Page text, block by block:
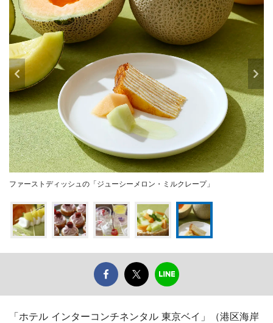
ファーストディッシュの「ジューシーメロン・ミルクレープ」
「ホテル インターコンチネンタル 東京ベイ」（港区海岸